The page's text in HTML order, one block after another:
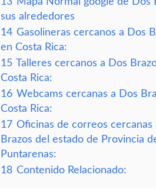
sus alrededores
14 Gasolineras cercanos a Dos
en Costa Rica:
15 Talleres cercanos a Dos
Costa Rica:
16 Webcams cercanas a Dos
Costa Rica:
17 Oficinas de correos cercanas
Brazos del estado de Provincia
Puntarenas:
18 Contenido Relacionado: